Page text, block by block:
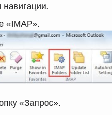
«IMAP».
«Запрос».